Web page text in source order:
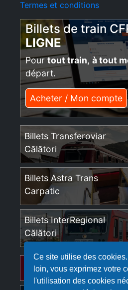
Ce site utilise des
loin, vous exprimez votre
l'utilisation des cookies
Termes et conditions
Billets de train
LIGNE
Pourtout train, à tout
départ.
Acheter / Mon compte
Billets Transferoviar
Călători
Billets Astra Trans
Carpatic
Billets InterRegional
Călători
Billets Regio Călători